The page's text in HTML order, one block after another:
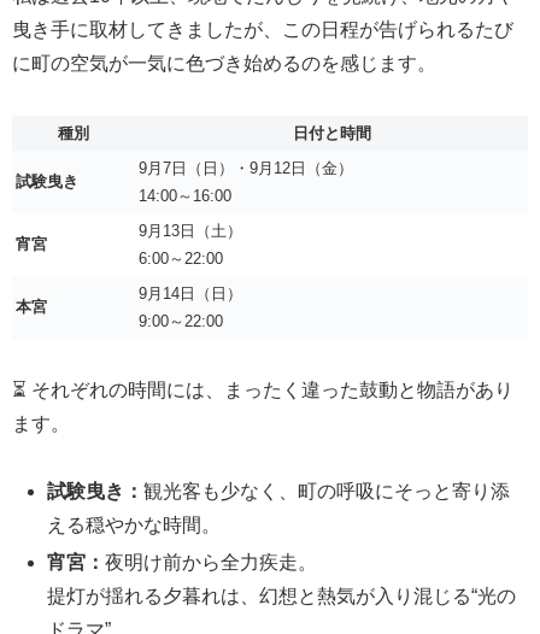
曳き手に取材してきましたが、この日程が告げられるたび
に町の空気が一気に色づき始めるのを感じます。
種別 日付と時間
試験曳き
9月7日（日）・9月12日（金）
14:00～16:00
宵宮
9月13日（土）
6:00～22:00
本宮
9月14日（日）
9:00～22:00
⏳ それぞれの時間には、まったく違った鼓動と物語があり
ます。
試験曳き：観光客も少なく、町の呼吸にそっと寄り添
える穏やかな時間。
宵宮：夜明け前から全力疾走。
提灯が揺れる夕暮れは、幻想と熱気が入り混じる“光の